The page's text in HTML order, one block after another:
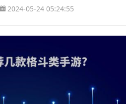
2024-05-24 05:24:55